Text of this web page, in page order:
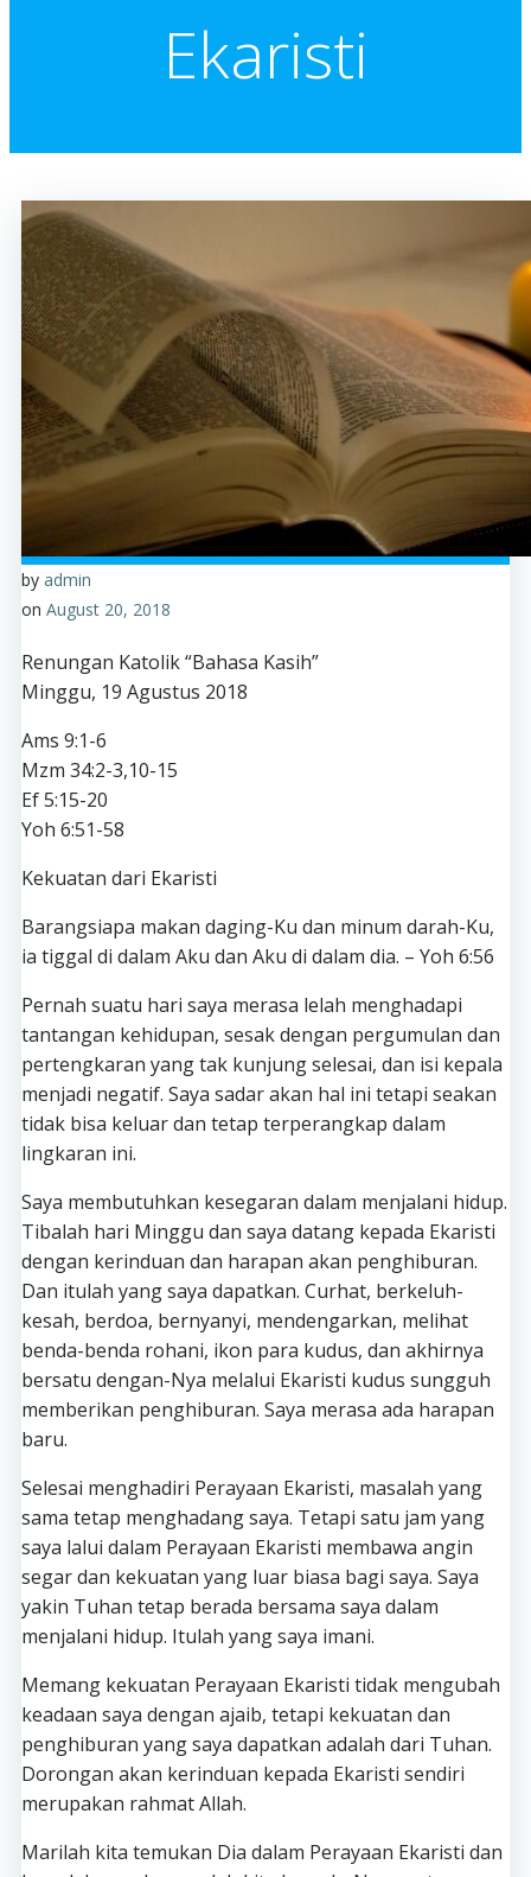
Ekaristi
by admin
on August 20, 2018
Renungan Katolik “Bahasa Kasih”
Minggu, 19 Agustus 2018
Ams 9:1-6
Mzm 34:2-3,10-15
Ef 5:15-20
Yoh 6:51-58
Kekuatan dari Ekaristi
Barangsiapa makan daging-Ku dan minum darah-Ku,
ia tiggal di dalam Aku dan Aku di dalam dia. – Yoh 6:56
Pernah suatu hari saya merasa lelah menghadapi
tantangan kehidupan, sesak dengan pergumulan dan
pertengkaran yang tak kunjung selesai, dan isi kepala
menjadi negatif. Saya sadar akan hal ini tetapi seakan
tidak bisa keluar dan tetap terperangkap dalam
lingkaran ini.
Saya membutuhkan kesegaran dalam menjalani hidup.
Tibalah hari Minggu dan saya datang kepada Ekaristi
dengan kerinduan dan harapan akan penghiburan.
Dan itulah yang saya dapatkan. Curhat, berkeluh-
kesah, berdoa, bernyanyi, mendengarkan, melihat
benda-benda rohani, ikon para kudus, dan akhirnya
bersatu dengan-Nya melalui Ekaristi kudus sungguh
memberikan penghiburan. Saya merasa ada harapan
baru.
Selesai menghadiri Perayaan Ekaristi, masalah yang
sama tetap menghadang saya. Tetapi satu jam yang
saya lalui dalam Perayaan Ekaristi membawa angin
segar dan kekuatan yang luar biasa bagi saya. Saya
yakin Tuhan tetap berada bersama saya dalam
menjalani hidup. Itulah yang saya imani.
Memang kekuatan Perayaan Ekaristi tidak mengubah
keadaan saya dengan ajaib, tetapi kekuatan dan
penghiburan yang saya dapatkan adalah dari Tuhan.
Dorongan akan kerinduan kepada Ekaristi sendiri
merupakan rahmat Allah.
Marilah kita temukan Dia dalam Perayaan Ekaristi dan